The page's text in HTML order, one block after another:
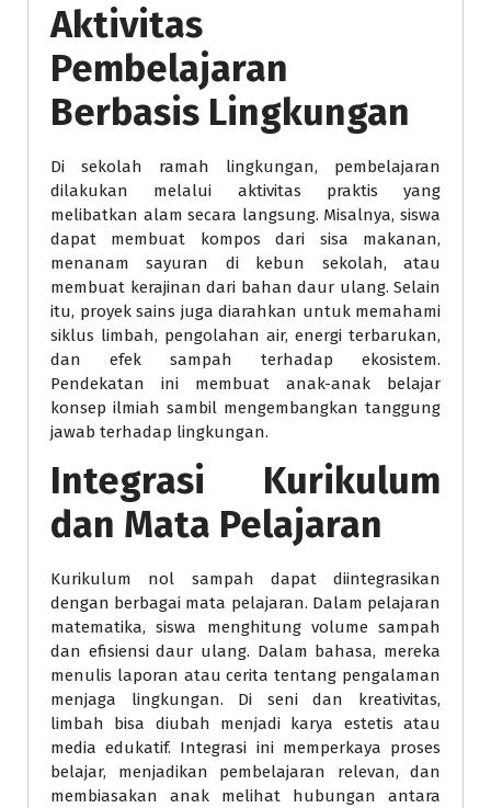
Aktivitas
Pembelajaran
Berbasis Lingkungan
Di sekolah ramah lingkungan, pembelajaran
dilakukan melalui aktivitas praktis yang
melibatkan alam secara langsung. Misalnya, siswa
dapat membuat kompos dari sisa makanan,
menanam sayuran di kebun sekolah, atau
membuat kerajinan dari bahan daur ulang. Selain
itu, proyek sains juga diarahkan untuk memahami
siklus limbah, pengolahan air, energi terbarukan,
dan efek sampah terhadap ekosistem.
Pendekatan ini membuat anak-anak belajar
konsep ilmiah sambil mengembangkan tanggung
jawab terhadap lingkungan.
Integrasi Kurikulum
dan Mata Pelajaran
Kurikulum nol sampah dapat diintegrasikan
dengan berbagai mata pelajaran. Dalam pelajaran
matematika, siswa menghitung volume sampah
dan efisiensi daur ulang. Dalam bahasa, mereka
menulis laporan atau cerita tentang pengalaman
menjaga lingkungan. Di seni dan kreativitas,
limbah bisa diubah menjadi karya estetis atau
media edukatif. Integrasi ini memperkaya proses
belajar, menjadikan pembelajaran relevan, dan
membiasakan anak melihat hubungan antara